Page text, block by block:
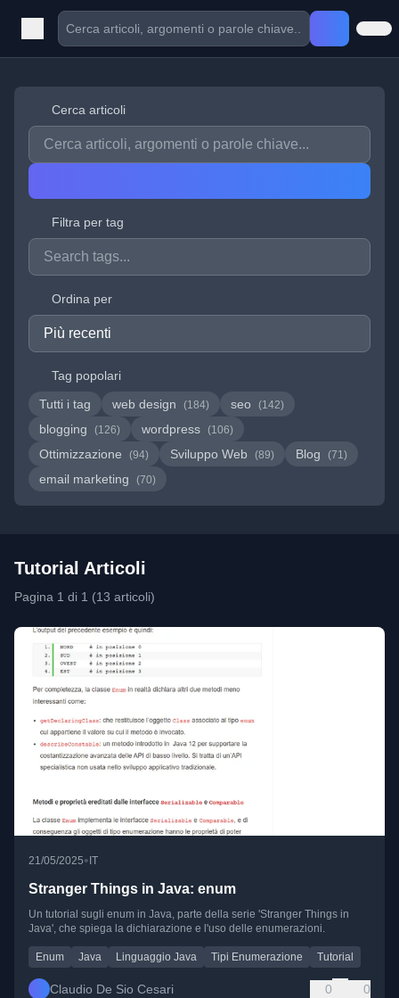
Cerca articoli
Filtra per tag
Ordina per
Tag popolari
Tutti i tag
web design (184) seo (142)
blogging (126) wordpress (106)
Ottimizzazione (94) Sviluppo Web (89) Blog (71)
email marketing (70)
Tutorial Articoli
Pagina 1 di 1 (13 articoli)
21/05/2025• IT
Stranger Things in Java: enum
Un tutorial sugli enum in Java, parte della serie 'Stranger Things in
Java', che spiega la dichiarazione e l'uso delle enumerazioni.
Enum Java Linguaggio Java Tipi Enumerazione Tutorial
Claudio De Sio Cesari 0 0